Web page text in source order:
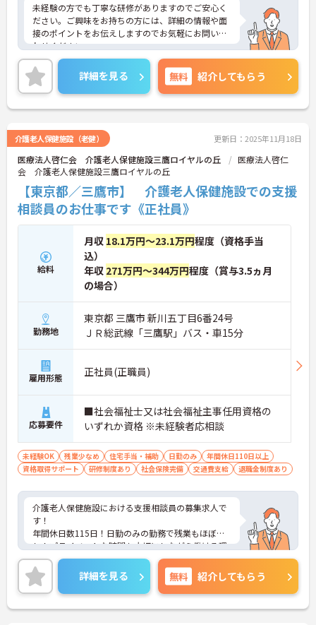
未経験の方でも丁寧な研修がありますのでご安心く
ださい。ご興味をお持ちの方には、詳細の情報や面
接のポイントをお伝えしますのでお気軽にお問い合
わせください。
詳細を見る 無料 紹介してもらう
介護老人保健施設（老健） 更新日：2025年11月18日
医療法人啓仁会 介護老人保健施設三鷹ロイヤルの丘
医療法人啓仁
会 介護老人保健施設三鷹ロイヤルの丘
【東京都／三鷹市】 介護老人保健施設での支援
相談員のお仕事です《正社員》
給料
月収 18.1万円～23.1万円程度（資格手当
込）
年収 271万円～344万円程度（賞与3.5ヵ月
の場合）
勤務地
東京都 三鷹市 新川五丁目6番24号
ＪＲ総武線「三鷹駅」バス・車15分
雇用形態 正社員(正職員)
応募要件
■社会福祉士又は社会福祉主事任用資格の
いずれか資格 ※未経験者応相談
未経験OK 残業少なめ 住宅手当・補助 日勤のみ
年間休日110日以上
資格取得サポート
研修制度あり 社会保険完備 交通費支給 退職金制度あり
介護老人保健施設における支援相談員の募集求人で
す！
年間休日数115日！日勤のみの勤務で残業もほぼな
し！プライベートな時間も大切にしながら働ける環
境です！
ご興味ある方には、面接のポイントなど、さらに詳
細をお話致しますのでお気軽にご相談ください。
詳細を見る 無料 紹介してもらう